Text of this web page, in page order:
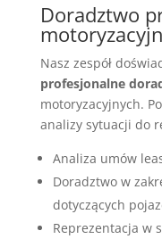
Doradztwo
Nasz zespół
profesjonalne
motoryzacyjnych.
analizy sytuacji do
Analiza umów
Doradztwo w
dotyczących
Reprezentacja w